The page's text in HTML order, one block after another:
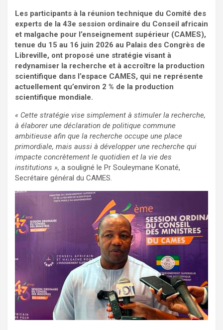
Les participants à la réunion technique du Comité des
experts de la 43e session ordinaire du Conseil africain
et malgache pour l’enseignement supérieur (CAMES),
tenue du 15 au 16 juin 2026 au Palais des Congrès de
Libreville, ont proposé une stratégie visant à
redynamiser la recherche et à accroître la production
scientifique dans l’espace CAMES, qui ne représente
actuellement qu’environ 2 % de la production
scientifique mondiale.
« Cette stratégie vise simplement à stimuler la recherche,
à élaborer une déclaration de politique commune
ambitieuse afin que la recherche occupe une place
primordiale, mais aussi à développer une recherche qui
impacte concrètement le quotidien et la vie des
institutions », a souligné le Pr Souleymane Konaté,
Secrétaire général du CAMES.